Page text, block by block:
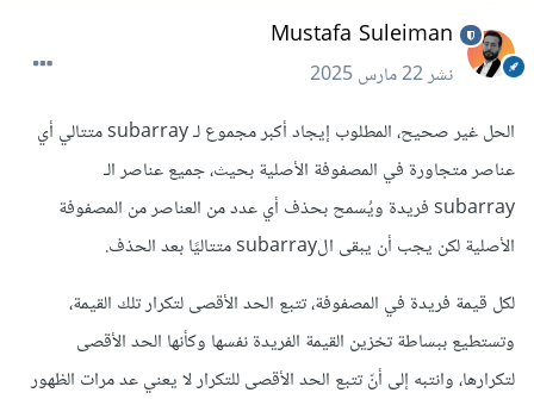
Mustafa Suleiman
نشر22 مارس 2025
الحل غير صحيح، المطلوب إيجاد أكبر مجموع لـ subarray متتالي أي
عناصر متجاورة في المصفوفة الأصلية بحيث، جميع عناصر الـ
subarray فريدة ويُسمح بحذف أي عدد من العناصر من المصفوفة
الأصلية لكن يجب أن يبقى الsubarray متتاليًا بعد الحذف.
لكل قيمة فريدة في المصفوفة، تتبع الحد الأقصى لتكرار تلك القيمة،
وتستطيع ببساطة تخزين القيمة الفريدة نفسها وكأنها الحد الأقصى
لتكرارها، وانتبه إلى أنّ تتبع الحد الأقصى للتكرار لا يعني عد مرات الظهور